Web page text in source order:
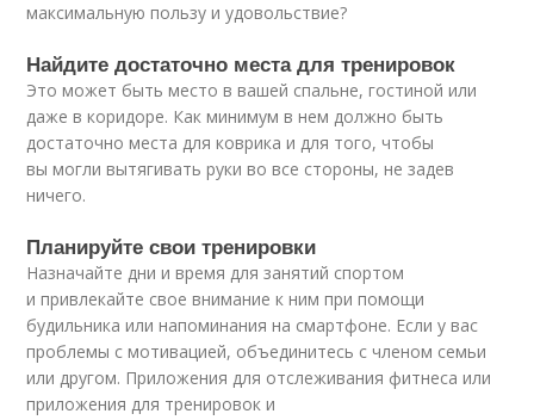
максимальную пользу и удовольствие?
Найдите достаточно места для тренировок
Это может быть место в вашей спальне, гостиной или
даже в коридоре. Как минимум в нем должно быть
достаточно места для коврика и для того, чтобы
вы могли вытягивать руки во все стороны, не задев
ничего.
Планируйте свои тренировки
Назначайте дни и время для занятий спортом
и привлекайте свое внимание к ним при помощи
будильника или напоминания на смартфоне. Если у вас
проблемы с мотивацией, объединитесь с членом семьи
или другом. Приложения для отслеживания фитнеса или
приложения для тренировок и